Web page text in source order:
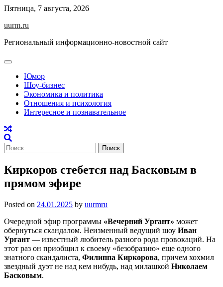
Skip
content
Пятница, 7 августа, 2026
uurm.ru
Региональный информационно-новостной сайт
Юмор
Шоу-бизнес
Экономика и политика
Отношения и психология
Интересное и познавательное
Найти:
Киркоров стебется над Басковым в
прямом эфире
Posted on 24.01.2025 by uurmru
Очередной эфир программы «Вечерний Ургант» может
обернуться скандалом. Неизменный ведущий шоу Иван
Ургант — известный любитель разного рода провокаций. На
этот раз он приобщил к своему «безобразию» еще одного
знатного скандалиста, Филиппа Киркорова, причем хохмил
звездный дуэт не над кем нибудь, над милашкой Николаем
Басковым.